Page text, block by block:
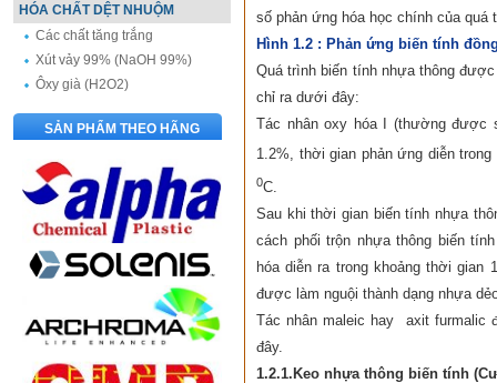
HÓA CHẤT DỆT NHUỘM
Các chất tăng trắng
Xút vảy 99% (NaOH 99%)
Ôxy già (H2O2)
SẢN PHẨM THEO HÃNG
số phản ứng hóa học chính của
Hình 1.2 : Phản ứng biến tính
Quá trình biến tính nhựa thông
chỉ ra dưới đây:
Tác nhân oxy hóa I (thường được
1.2%, thời gian phản ứng diễn
0C.
Sau khi thời gian biến tính nhựa
cách phối trộn nhựa thông biến
hóa diễn ra trong khoảng thời
được làm nguội thành dạng nhựa
Tác nhân maleic hay axit
đây.
1.2.1.Keo nhựa thông biến tính